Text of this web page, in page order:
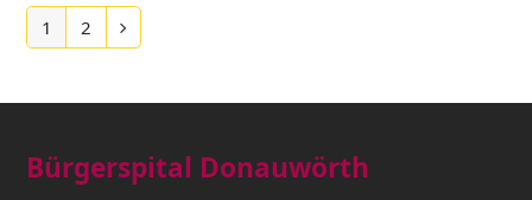
Seite
1 Seite
2 Vorwärts
Bürgerspital Donauwörth